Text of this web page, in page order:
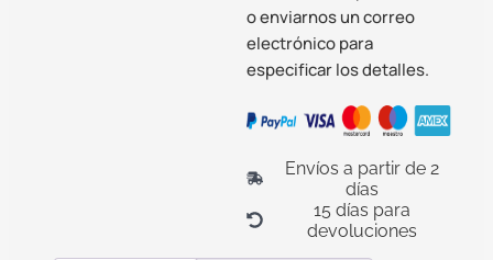
o enviarnos un correo
electrónico para
especificar los detalles.
Envíos a partir de 2
días
15 días para
devoluciones